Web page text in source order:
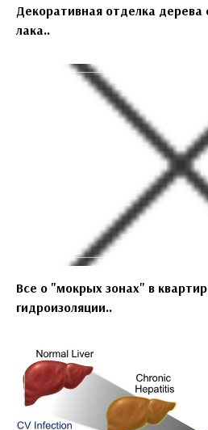
Декоративная отделка
лака..
Все о "мокрых зонах" в
гидроизоляции..